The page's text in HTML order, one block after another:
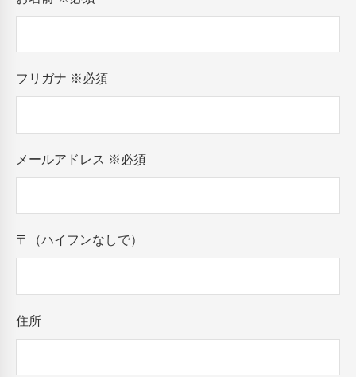
フリガナ ※必須
メールアドレス ※必須
〒（ハイフンなしで）
住所